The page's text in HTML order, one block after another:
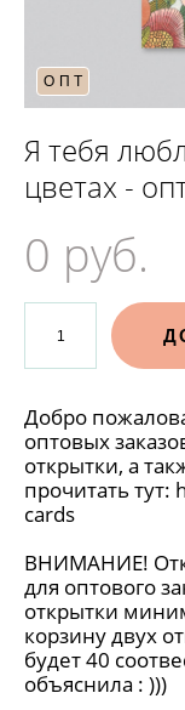
ОПТ
Я тебя
цветах -
0 pуб.
Добро
оптовых
открытки, а
прочитать тут:
cards
ВНИМАНИЕ!
для оптового
открытки
корзину двух
будет 40
объяснила : )))